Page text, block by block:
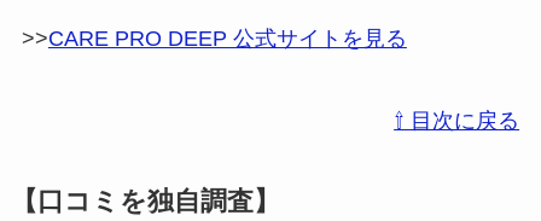
>>CARE PRO DEEP 公式サイトを見る
⇧ 目次に戻る
【口コミを独自調査】